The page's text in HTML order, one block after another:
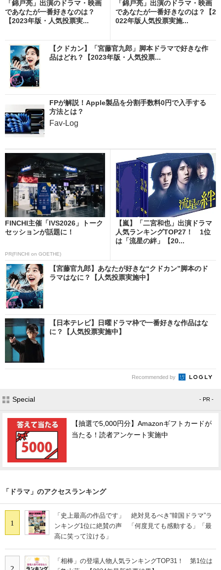
「錦戸亮」出演のドラマ・映画
であなたが一番好きなのは？
【2023年版・人気投票実...
「錦戸亮」出演のドラマ・映画
であなたが一番好きなのは？【2
022年版人気投票実施...
【クドカン】「宮藤官九郎」脚本ドラマで好きな作
品はどれ？【2023年版・人気投票...
FPが解説！Apple製品を分割手数料0円で入手する
方法とは？
Fav-Log
FINCHI主催「IVS2026」トーク
セッションが話題に！
PR(FINCHI on GOETHE)
【嵐】「二宮和也」出演ドラマ
人気ランキングTOP27！ 1位
は「流星の絆」【20...
【宮藤官九郎】あなたが好きな“クドカン”脚本のド
ラマはなに？【人気投票実施中】
【日本テレビ】日曜ドラマ枠で一番好きな作品はな
に？【人気投票実施中】
Recommended by
Special - PR -
【抽選で5,000円分】Amazonギフトカードが
当たる！読者アンケート実施中
「ドラマ」のアクセスランキング
1
「史上最高の作品です」 絶対見るべき“韓国ドラマ”ラ
ンキング1位に絶賛の声 「何度見ても感動する」「最
高に笑って泣ける」
2
「相棒」の登場人物人気ランキングTOP31！ 第1位は